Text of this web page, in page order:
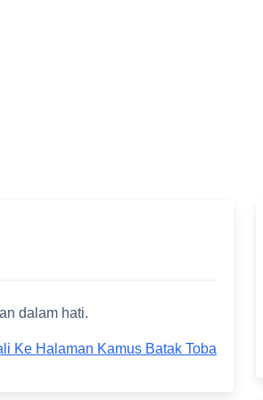
dalam hati.
Ke Halaman Kamus Batak Toba